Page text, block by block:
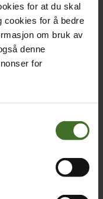
for at du skal
cookies for å bedre
om bruk av
denne
for
intelligens, og
bilder